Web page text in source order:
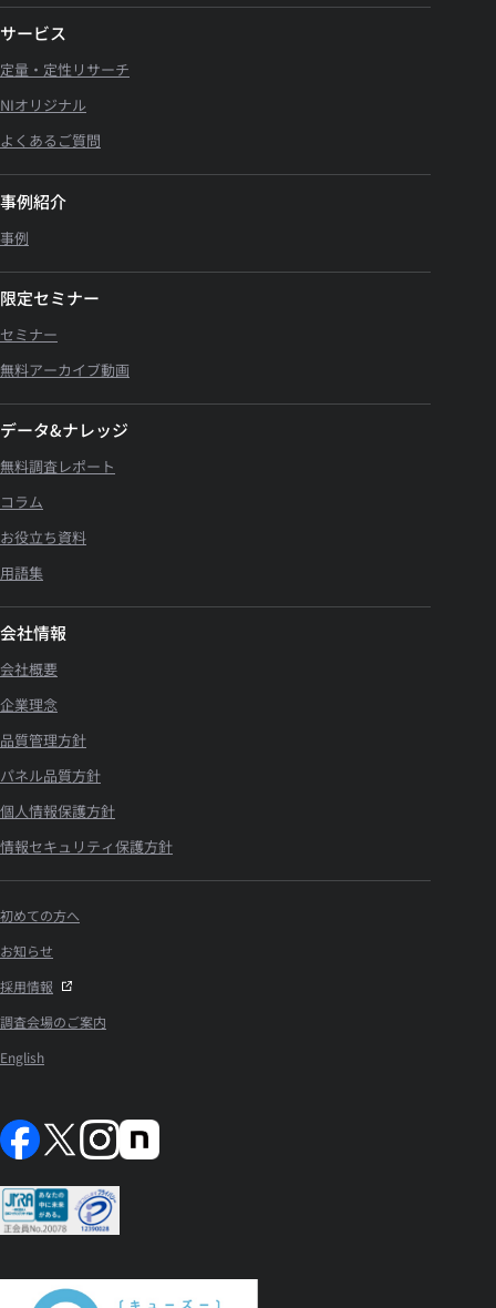
サービス
定量・定性リサーチ
NIオリジナル
よくあるご質問
事例紹介
事例
限定セミナー
セミナー
無料アーカイブ動画
データ&ナレッジ
無料調査レポート
コラム
お役立ち資料
用語集
会社情報
会社概要
企業理念
品質管理方針
パネル品質方針
個人情報保護方針
情報セキュリティ保護方針
初めての方へ
お知らせ
採用情報
調査会場のご案内
English